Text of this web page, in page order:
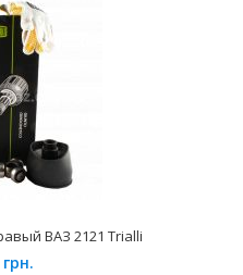
ВАЗ-2121 (с пыльником
АвтоВАЗ
грн.
ВАЗ 2121 Trialli